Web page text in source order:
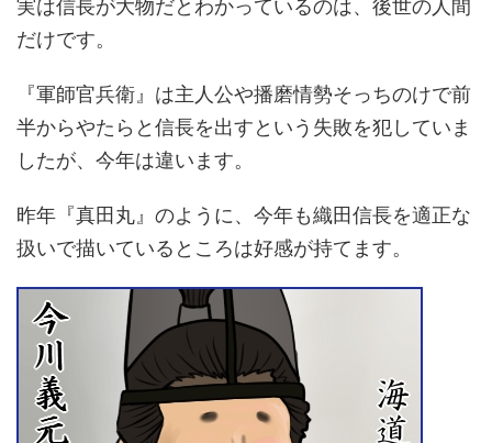
実は信長が大物だとわかっているのは、後世の人間
だけです。
『軍師官兵衛』は主人公や播磨情勢そっちのけで前
半からやたらと信長を出すという失敗を犯していま
したが、今年は違います。
昨年『真田丸』のように、今年も織田信長を適正な
扱いで描いているところは好感が持てます。